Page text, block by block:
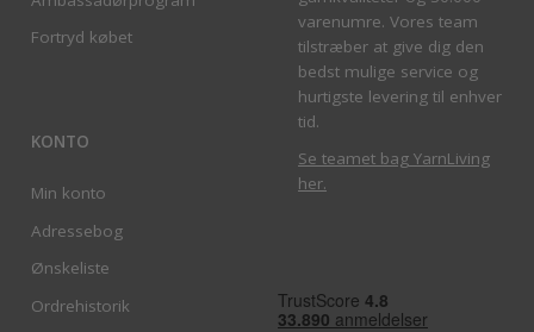
Fortryd købet
KONTO
Min konto
Adressebog
Ønskeliste
Ordrehistorik
varenumre. Vores team
tilstræber at give dig den
bedst mulige service og
hurtigste levering til enhver
tid.
Se teamet bag YarnLiving
her.